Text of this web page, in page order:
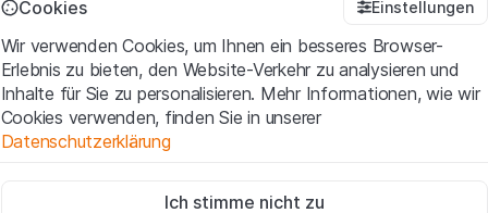
Mit dem Zugriff auf diese Website der Leonteq Securities AG
(die "Website") erklären Sie, dass Sie die rechtlichen
Informationen und die wichtigen Hinweise und
Nutzungsbedingungenverstanden haben und akzeptieren.
Wenn Sie mit den Nutzungsbedingungen nicht einverstanden
Cookies Einstellungen
Wir verwenden Cookies, um Ihnen ein besseres Browser-
Erlebnis zu bieten, den Website-Verkehr zu analysieren und
Inhalte für Sie zu personalisieren. Mehr Informationen, wie wir
Cookies verwenden, finden Sie in unserer
Datenschutzerklärung
Diese Cookies sind für die Website erforderlich und können nicht
Ich stimme nicht zu